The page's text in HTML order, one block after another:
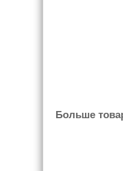
Больше